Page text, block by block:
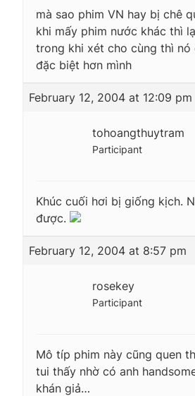
mà sao phim VN hay bị chê
khi mấy phim nước khác thì
trong khi xét cho cùng thì nó
đặc biệt hơn mình
February 12, 2004 at 12:09 pm
tohoangthuytram
Participant
Khúc cuối hơi bị giống kịch.
được.
February 12, 2004 at 8:57 pm
rosekey
Participant
Mô típ phim này cũng quen
tui thấy nhờ có anh
khán giả…